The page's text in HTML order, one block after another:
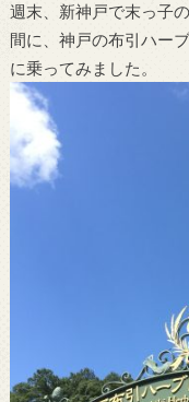
週末、新神戸で末っ子
間に、神戸の布引ハー
に乗ってみました。